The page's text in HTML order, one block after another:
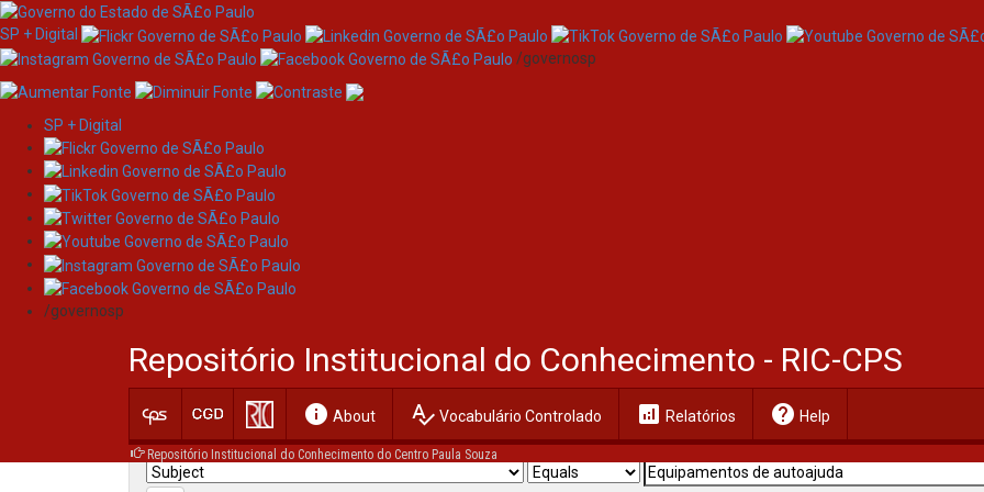
Skip
navigation
SP + Digital
/governosp
SP + Digital
/governosp
Repositório Institucional do Conhecimento - RIC-CPS
info About spellcheck Vocabulário Controlado analytics Relatórios help Help
Repositório Institucional do Conhecimento do Centro Paula Souza
Search
Current filters: